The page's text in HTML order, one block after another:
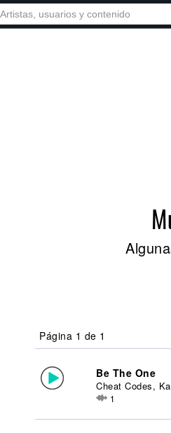
Página 1 de 1
Be The One
Cheat Codes,
1